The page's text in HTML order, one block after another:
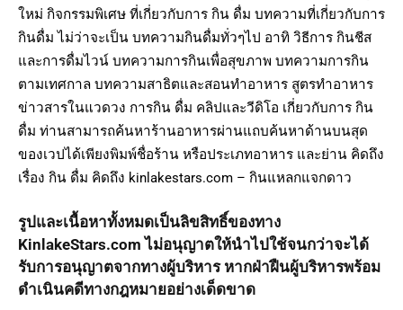
ใหม่ กิจกรรมพิเศษ ที่เกี่ยวกับการ กิน ดื่ม บทความที่เกี่ยวกับการ
กินดื่ม ไม่ว่าจะเป็น บทความกินดื่มทั่วๆไป อาทิ วิธีการ กินชีส
และการดื่มไวน์ บทความการกินเพื่อสุขภาพ บทความการกิน
ตามเทศกาล บทความสาธิตและสอนทำอาหาร สูตรทำอาหาร
ข่าวสารในแวดวง การกิน ดื่ม คลิปและวีดิโอ เกี่ยวกับการ กิน
ดื่ม ท่านสามารถค้นหาร้านอาหารผ่านแถบค้นหาด้านบนสุด
ของเวปได้เพียงพิมพ์ชื่อร้าน หรือประเภทอาหาร และย่าน คิดถึง
เรื่อง กิน ดื่ม คิดถึง kinlakestars.com – กินแหลกแจกดาว
รูปและเนื้อหาทั้งหมดเป็นลิขสิทธิ์ของทาง
KinlakeStars.com ไม่อนุญาตให้นำไปใช้จนกว่าจะได้
รับการอนุญาตจากทางผู้บริหาร หากฝ่าฝืนผู้บริหารพร้อม
ดำเนินคดีทางกฎหมายอย่างเด็ดขาด